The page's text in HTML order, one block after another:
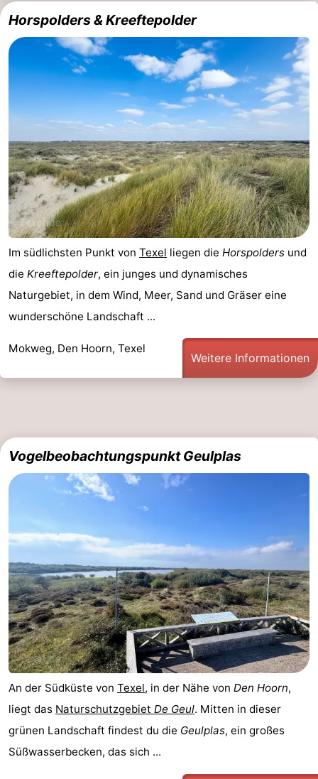
Horspolders & Kreeftepolder
Im südlichsten Punkt von Texel liegen die Horspolders und
die Kreeftepolder, ein junges und dynamisches
Naturgebiet, in dem Wind, Meer, Sand und Gräser eine
wunderschöne Landschaft ...
Mokweg, Den Hoorn, Texel
Weitere Informationen
Vogelbeobachtungspunkt Geulplas
An der Südküste von Texel, in der Nähe von Den Hoorn,
liegt das Naturschutzgebiet De Geul. Mitten in dieser
grünen Landschaft findest du die Geulplas, ein großes
Süßwasserbecken, das sich ...